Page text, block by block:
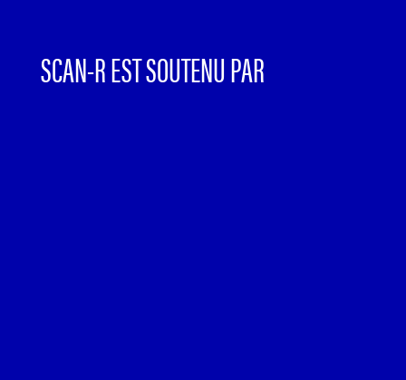
SCAN-R EST SOUTENU PAR